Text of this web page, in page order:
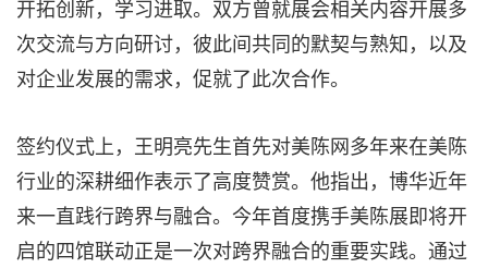
开拓创新，学习进取。双方曾就展会相关内容开展多
次交流与方向研讨，彼此间共同的默契与熟知，以及
对企业发展的需求，促就了此次合作。
签约仪式上，王明亮先生首先对美陈网多年来在美陈
行业的深耕细作表示了高度赞赏。他指出，博华近年
来一直践行跨界与融合。今年首度携手美陈展即将开
启的四馆联动正是一次对跨界融合的重要实践。通过